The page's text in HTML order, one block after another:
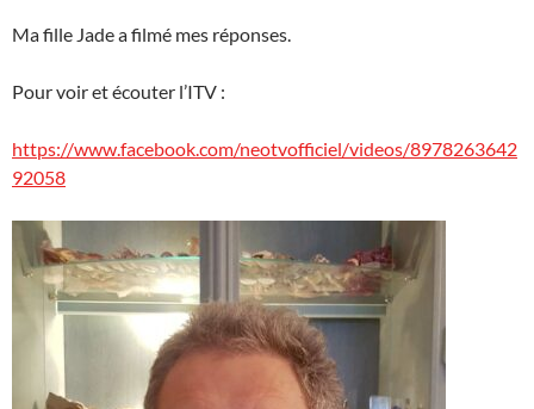
Ma fille Jade a filmé mes réponses.
Pour voir et écouter l’ITV :
https://www.facebook.com/neotvofficiel/videos/8978263642
92058